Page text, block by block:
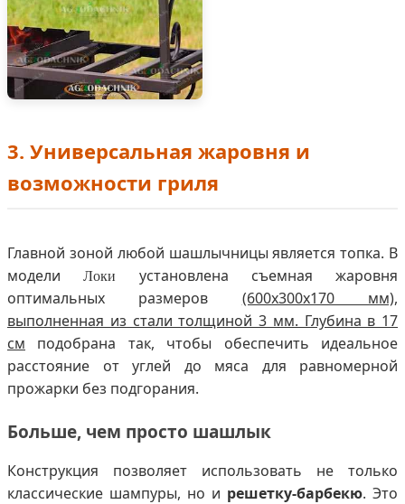
3. Универсальная жаровня и
возможности гриля
Главной зоной любой шашлычницы является топка. В
моделиЛоки
установлена съемная жаровня
оптимальных размеров (600х300х170 мм),
выполненная из стали толщиной 3 мм. Глубина в 17
см подобрана так, чтобы обеспечить идеальное
расстояние от углей до мяса для равномерной
прожарки без подгорания.
Больше, чем просто шашлык
Конструкция позволяет использовать не только
классические шампуры, но и решетку-барбекю. Это